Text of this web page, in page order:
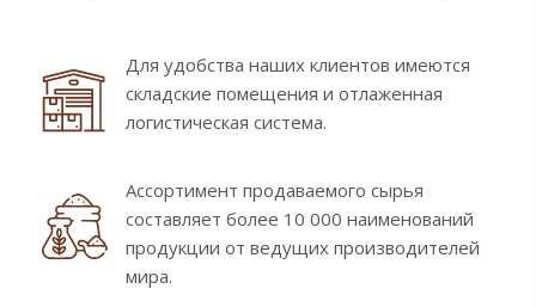
Для удобства наших клиентов имеются
складские помещения и отлаженная
логистическая система.
Ассортимент продаваемого сырья
составляет более 10 000 наименований
продукции от ведущих производителей
мира.